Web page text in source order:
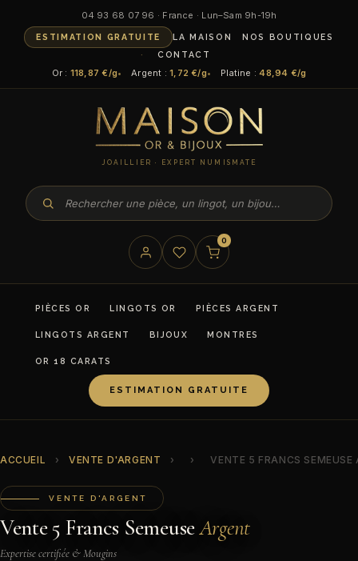
04 93 68 07 96 · France · Lun–Sam 9h-19h
ESTIMATION GRATUITE LA MAISON
NOS BOUTIQUES
CONTACT
Or : 118,87 €/g Argent :1,72 €/g Platine :48,94 €/g
JOAILLIER · EXPERT NUMISMATE
0
PIÈCES OR LINGOTS OR PIÈCES ARGENT
LINGOTS ARGENT BIJOUX MONTRES
OR 18 CARATS
ESTIMATION GRATUITE
ACCUEIL › VENTE D'ARGENT › › VENTE 5 FRANCS SEMEUSE
VENTE D'ARGENT
Vente 5 Francs SemeuseArgent
Expertise certifiée & Mougins